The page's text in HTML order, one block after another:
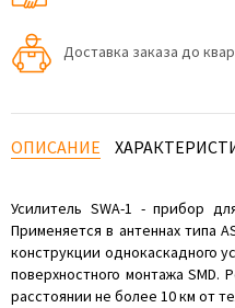
Доставка заказа до
ОПИСАНИЕ
Усилитель SWA-1 - прибор
Применяется в антеннах типа
конструкции однокаскадного
поверхностного монтажа SMD.
расстоянии не более 10 км от